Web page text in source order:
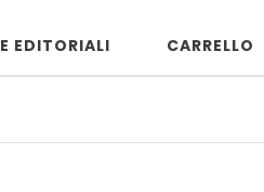
EDITORIALI CARRELLO